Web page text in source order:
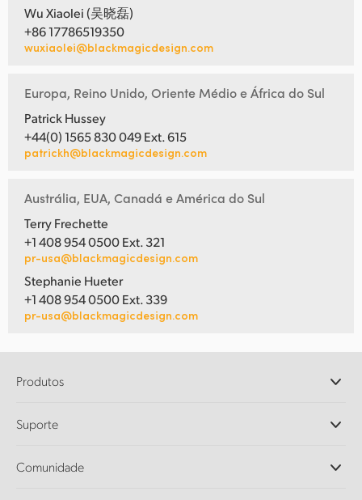
Wu Xiaolei (吴晓磊)
+86 17786519350
wuxiaolei@blackmagicdesign.com
Europa, Reino Unido, Oriente Médio e África do Sul
Patrick Hussey
+44(0) 1565 830 049 Ext. 615
patrickh@blackmagicdesign.com
Austrália, EUA, Canadá e América do Sul
Terry Frechette
+1 408 954 0500 Ext. 321
pr-usa@blackmagicdesign.com
Stephanie Hueter
+1 408 954 0500 Ext. 339
pr-usa@blackmagicdesign.com
Produtos
DaVinci Resolve e Fusion
Ultimatte
Suporte
Central de Suporte Técnico
Comunidade